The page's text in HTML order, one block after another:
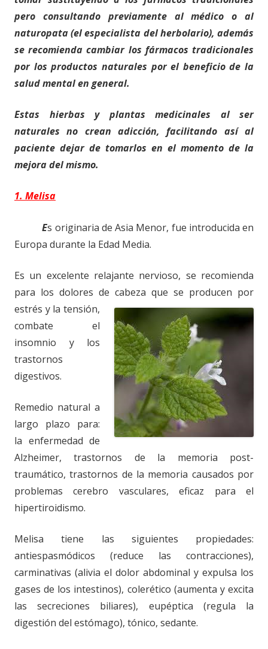
pero consultando previamente al médico o al
naturopata (el especialista del herbolario), además
se recomienda cambiar los fármacos tradicionales
por los productos naturales por el beneficiode la
salud mental en general.
Estas hierbas y plantas medicinales al ser
naturales no crean adicción, facilitando así al
paciente dejar de tomarlos en el momento de la
mejora del mismo.
1. Melisa
Es originaria de Asia Menor, fue introducida en
Europa durante la Edad Media.
Es un excelente relajante nervioso, se recomienda
para los dolores de cabeza que se producen por
estrés y la tensión,
combate el
insomnio y los
trastornos
digestivos.
Remedio natural a
largo plazo para:
la enfermedad de
Alzheimer, trastornos de la memoria post-
traumático, trastornos de la memoria causados por
problemas cerebro vasculares, eficaz para el
hipertiroidismo.
Melisa tiene las siguientes propiedades:
antiespasmódicos (reduce las contracciones),
carminativas (alivia el dolor abdominal y expulsa los
gases de los intestinos), colerético (aumenta y excita
las secreciones biliares), eupéptica (regula la
digestión del estómago), tónico, sedante.